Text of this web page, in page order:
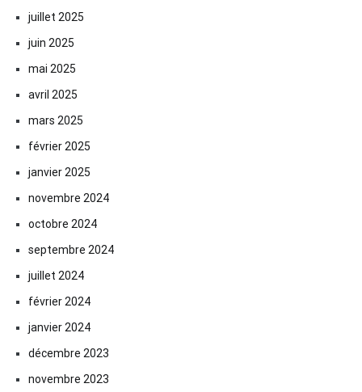
juillet 2025
juin 2025
mai 2025
avril 2025
mars 2025
février 2025
janvier 2025
novembre 2024
octobre 2024
septembre 2024
juillet 2024
février 2024
janvier 2024
décembre 2023
novembre 2023